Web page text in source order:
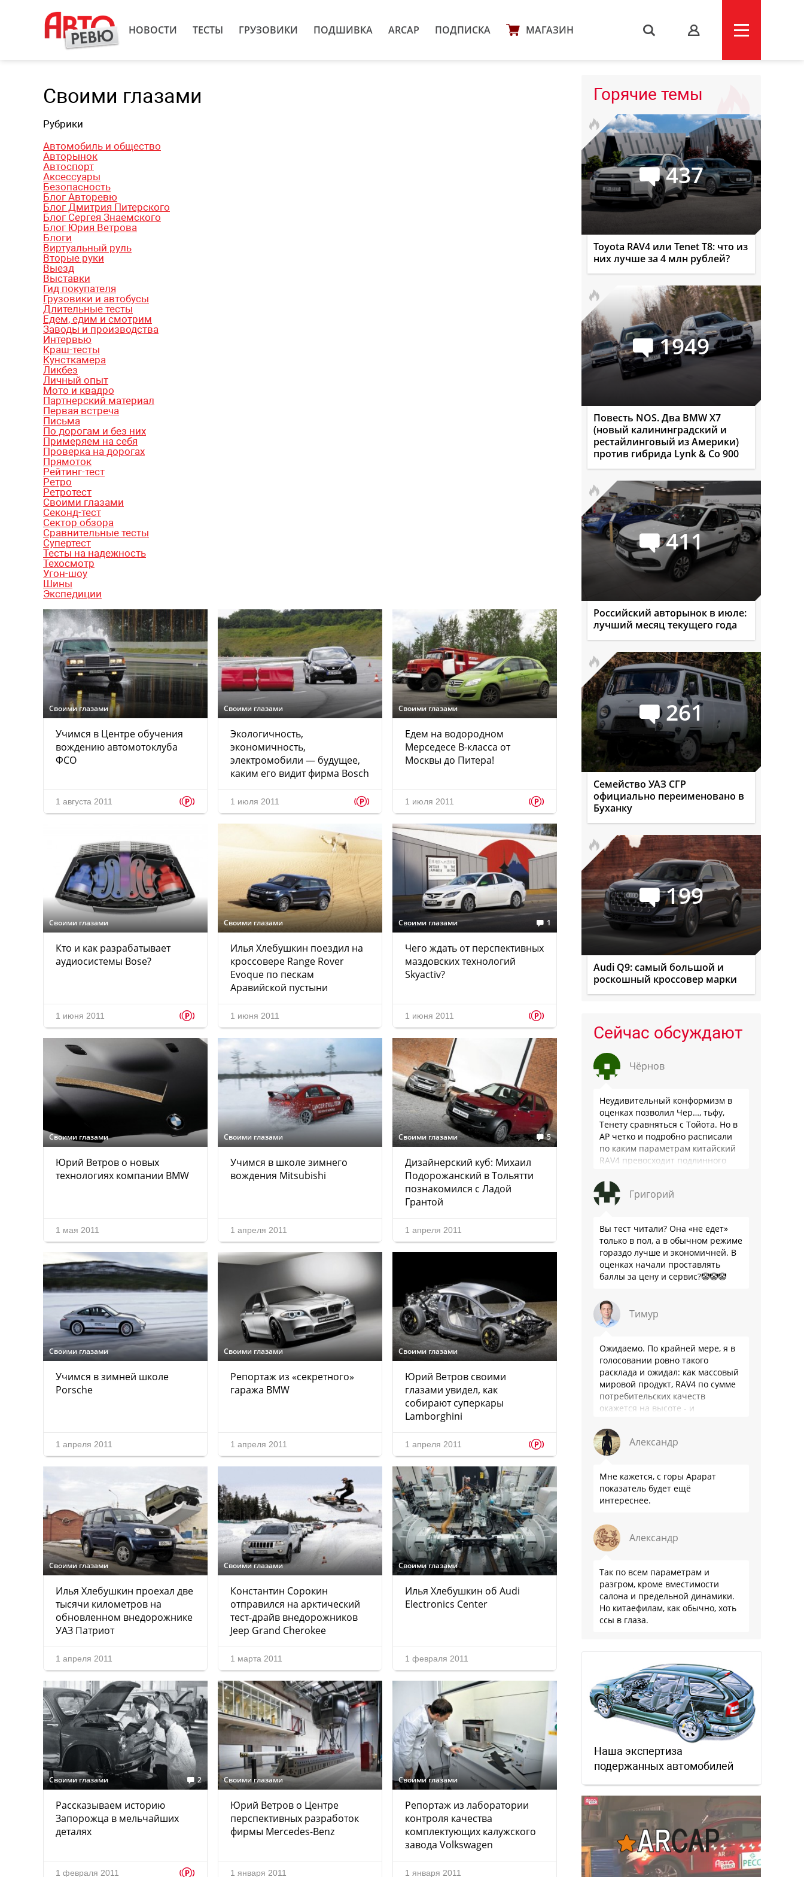
НОВОСТИ ТЕСТЫ ГРУЗОВИКИ ПОДШИВКА ARCAP ПОДПИСКА МАГАЗИН s
Своими глазами
Рубрики
Автомобиль и общество
Авторынок
Автоспорт
Аксессуары
Безопасность
Блог Авторевю
Блог Дмитрия Питерского
Блог Сергея Знаемского
Блог Юрия Ветрова
Блоги
Виртуальный руль
Вторые руки
Выезд
Выставки
Гид покупателя
Грузовики и автобусы
Длительные тесты
Едем, едим и смотрим
Заводы и производства
Интервью
Краш-тесты
Кунсткамера
Ликбез
Личный опыт
Мото и квадро
Партнерский материал
Первая встреча
Письма
По дорогам и без них
Примеряем на себя
Проверка на дорогах
Прямоток
Рейтинг-тест
Ретро
Ретротест
Своими глазами
Секонд-тест
Сектор обзора
Сравнительные тесты
Супертест
Тесты на надежность
Техосмотр
Угон-шоу
Шины
Экспедиции
Своими глазами
Учимся в Центре обучения
вождению автомотоклуба
ФСО
1 августа 2011 p
Своими глазами
Экологичность,
экономичность,
электромобили — будущее,
каким его видит фирма Bosch
1 июля 2011 p
Своими глазами
Едем на водородном
Мерседесе В-класса от
Москвы до Питера!
1 июля 2011 p
Своими глазами
Кто и как разрабатывает
аудиосистемы Bose?
1 июня 2011 p
Своими глазами
Илья Хлебушкин поездил на
кроссовере Range Rover
Evoque по пескам
Аравийской пустыни
1 июня 2011
Своими глазами 1
Чего ждать от перспективных
маздовских технологий
Skyactiv?
1 июня 2011 p
Своими глазами
Юрий Ветров о новых
технологиях компании BMW
1 мая 2011
Своими глазами
Учимся в школе зимнего
вождения Mitsubishi
1 апреля 2011
Своими глазами 5
Дизайнерский куб: Михаил
Подорожанский в Тольятти
познакомился с Ладой
Грантой
1 апреля 2011
Своими глазами
Учимся в зимней школе
Porsche
1 апреля 2011
Своими глазами
Репортаж из «секретного»
гаража BMW
1 апреля 2011
Своими глазами
Юрий Ветров своими
глазами увидел, как
собирают суперкары
Lamborghini
1 апреля 2011 p
Своими глазами
Илья Хлебушкин проехал две
тысячи километров на
обновленном внедорожнике
УАЗ Патриот
1 апреля 2011
Своими глазами
Константин Сорокин
отправился на арктический
тест-драйв внедорожников
Jeep Grand Cherokee
1 марта 2011
Своими глазами
Илья Хлебушкин об Audi
Electronics Center
1 февраля 2011
Своими глазами 2
Рассказываем историю
Запорожца в мельчайших
деталях
1 февраля 2011 p
Своими глазами
Юрий Ветров о Центре
перспективных разработок
фирмы Mercedes-Benz
1 января 2011
Своими глазами
Репортаж из лаборатории
контроля качества
комплектующих калужского
завода Volkswagen
1 января 2011
Горячие темы
437
Toyota RAV4 или Tenet T8: что из
них лучше за 4 млн рублей?
1949
Повесть NOS. Два BMW X7
(новый калининградский и
рестайлинговый из Америки)
против гибрида Lynk & Co 900
411
Российский авторынок в июле:
лучший месяц текущего года
261
Семейство УАЗ СГР
официально переименовано в
Буханку
199
Audi Q9: самый большой и
роскошный кроссовер марки
Сейчас обсуждают
Чёрнов
Неудивительный конформизм в
оценках позволил Чер…, тьфу,
Тенету сравняться с Тойота. Но в
АР четко и подробно расписали
по каким параметрам китайский
RAV4 превосходит подлинного
подвеска едет ровно и приятно …
Григорий
Вы тест читали? Она «не едет»
только в пол, а в обычном режиме
гораздо лучше и экономичней. В
оценках начали проставлять
баллы за цену и сервис?🤡🤡🤡
Тимур
Ожидаемо. По крайней мере, я в
голосовании ровно такого
расклада и ожидал: как массовый
мировой продукт, RAV4 по сумме
потребительских качеств
окажется на высоте - и
такое слово …
Александр
Мне кажется, с горы Арарат
показатель будет ещё
интереснее.
Александр
Так по всем параметрам и
разгром, кроме вместимости
салона и предельной динамики.
Но китаефилам, как обычно, хоть
ссы в глаза.
Наша экспертиза
подержанных автомобилей